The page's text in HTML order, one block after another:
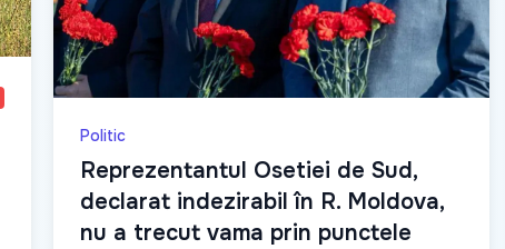
Politic
Reprezentantul Osetiei de Sud,
declarat indezirabil în R. Moldova,
nu a trecut vama prin punctele